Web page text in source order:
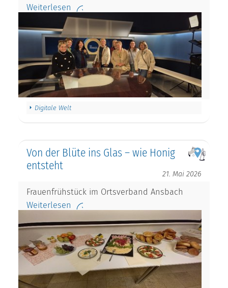
Weiterlesen
Digitale Welt
Von der Blüte ins Glas – wie Honig
entsteht
21. Mai 2026
Frauenfrühstück im Ortsverband Ansbach
Weiterlesen